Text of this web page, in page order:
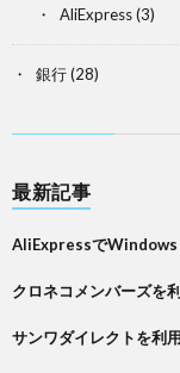
AliExpress(3)
銀行(28)
最新記事
AliExpressでWindows
クロネコメンバーズを
サンワダイレクトを利